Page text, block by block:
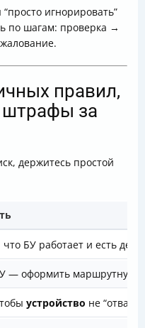
“просто игнорировать”
по шагам: проверка →
правил,
штрафы за
держитесь простой
что БУ работает и есть
— оформить маршрутную
устройство не